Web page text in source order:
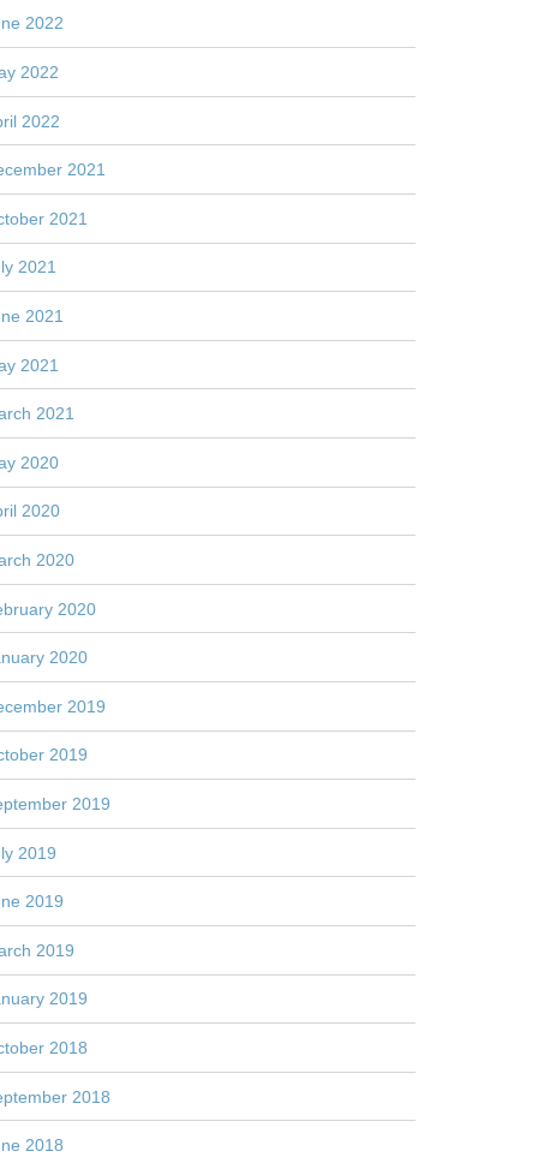
2022
2022
2022
2021
2021
2021
2021
2021
2021
2020
2020
2020
2020
2020
2019
2019
2019
2019
2019
2019
2019
2018
2018
2018